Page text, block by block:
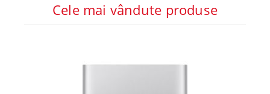
Cele mai vândute produse